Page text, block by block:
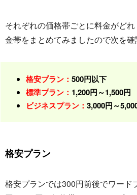
それぞれの価格帯ごとに料金がど
金帯をまとめてみましたので次を確
格安プラン：500円以下
標準プラン： 1,200円～1,500円
ビジネスプラン：3,000円～
格安プラン
格安プランでは300円前後でワード